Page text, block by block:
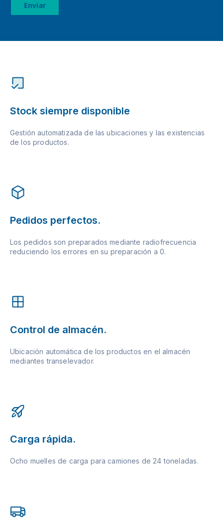
Enviar
Stock siempre disponible
Gestión automatizada de las ubicaciones y las existencias
de los productos.
Pedidos perfectos.
Los pedidos son preparados mediante radiofrecuencia
reduciendo los errores en su preparación a 0.
Control de almacén.
Ubicación automática de los productos en el almacén
mediantes transelevador.
Carga rápida.
Ocho muelles de carga para camiones de 24 toneladas.